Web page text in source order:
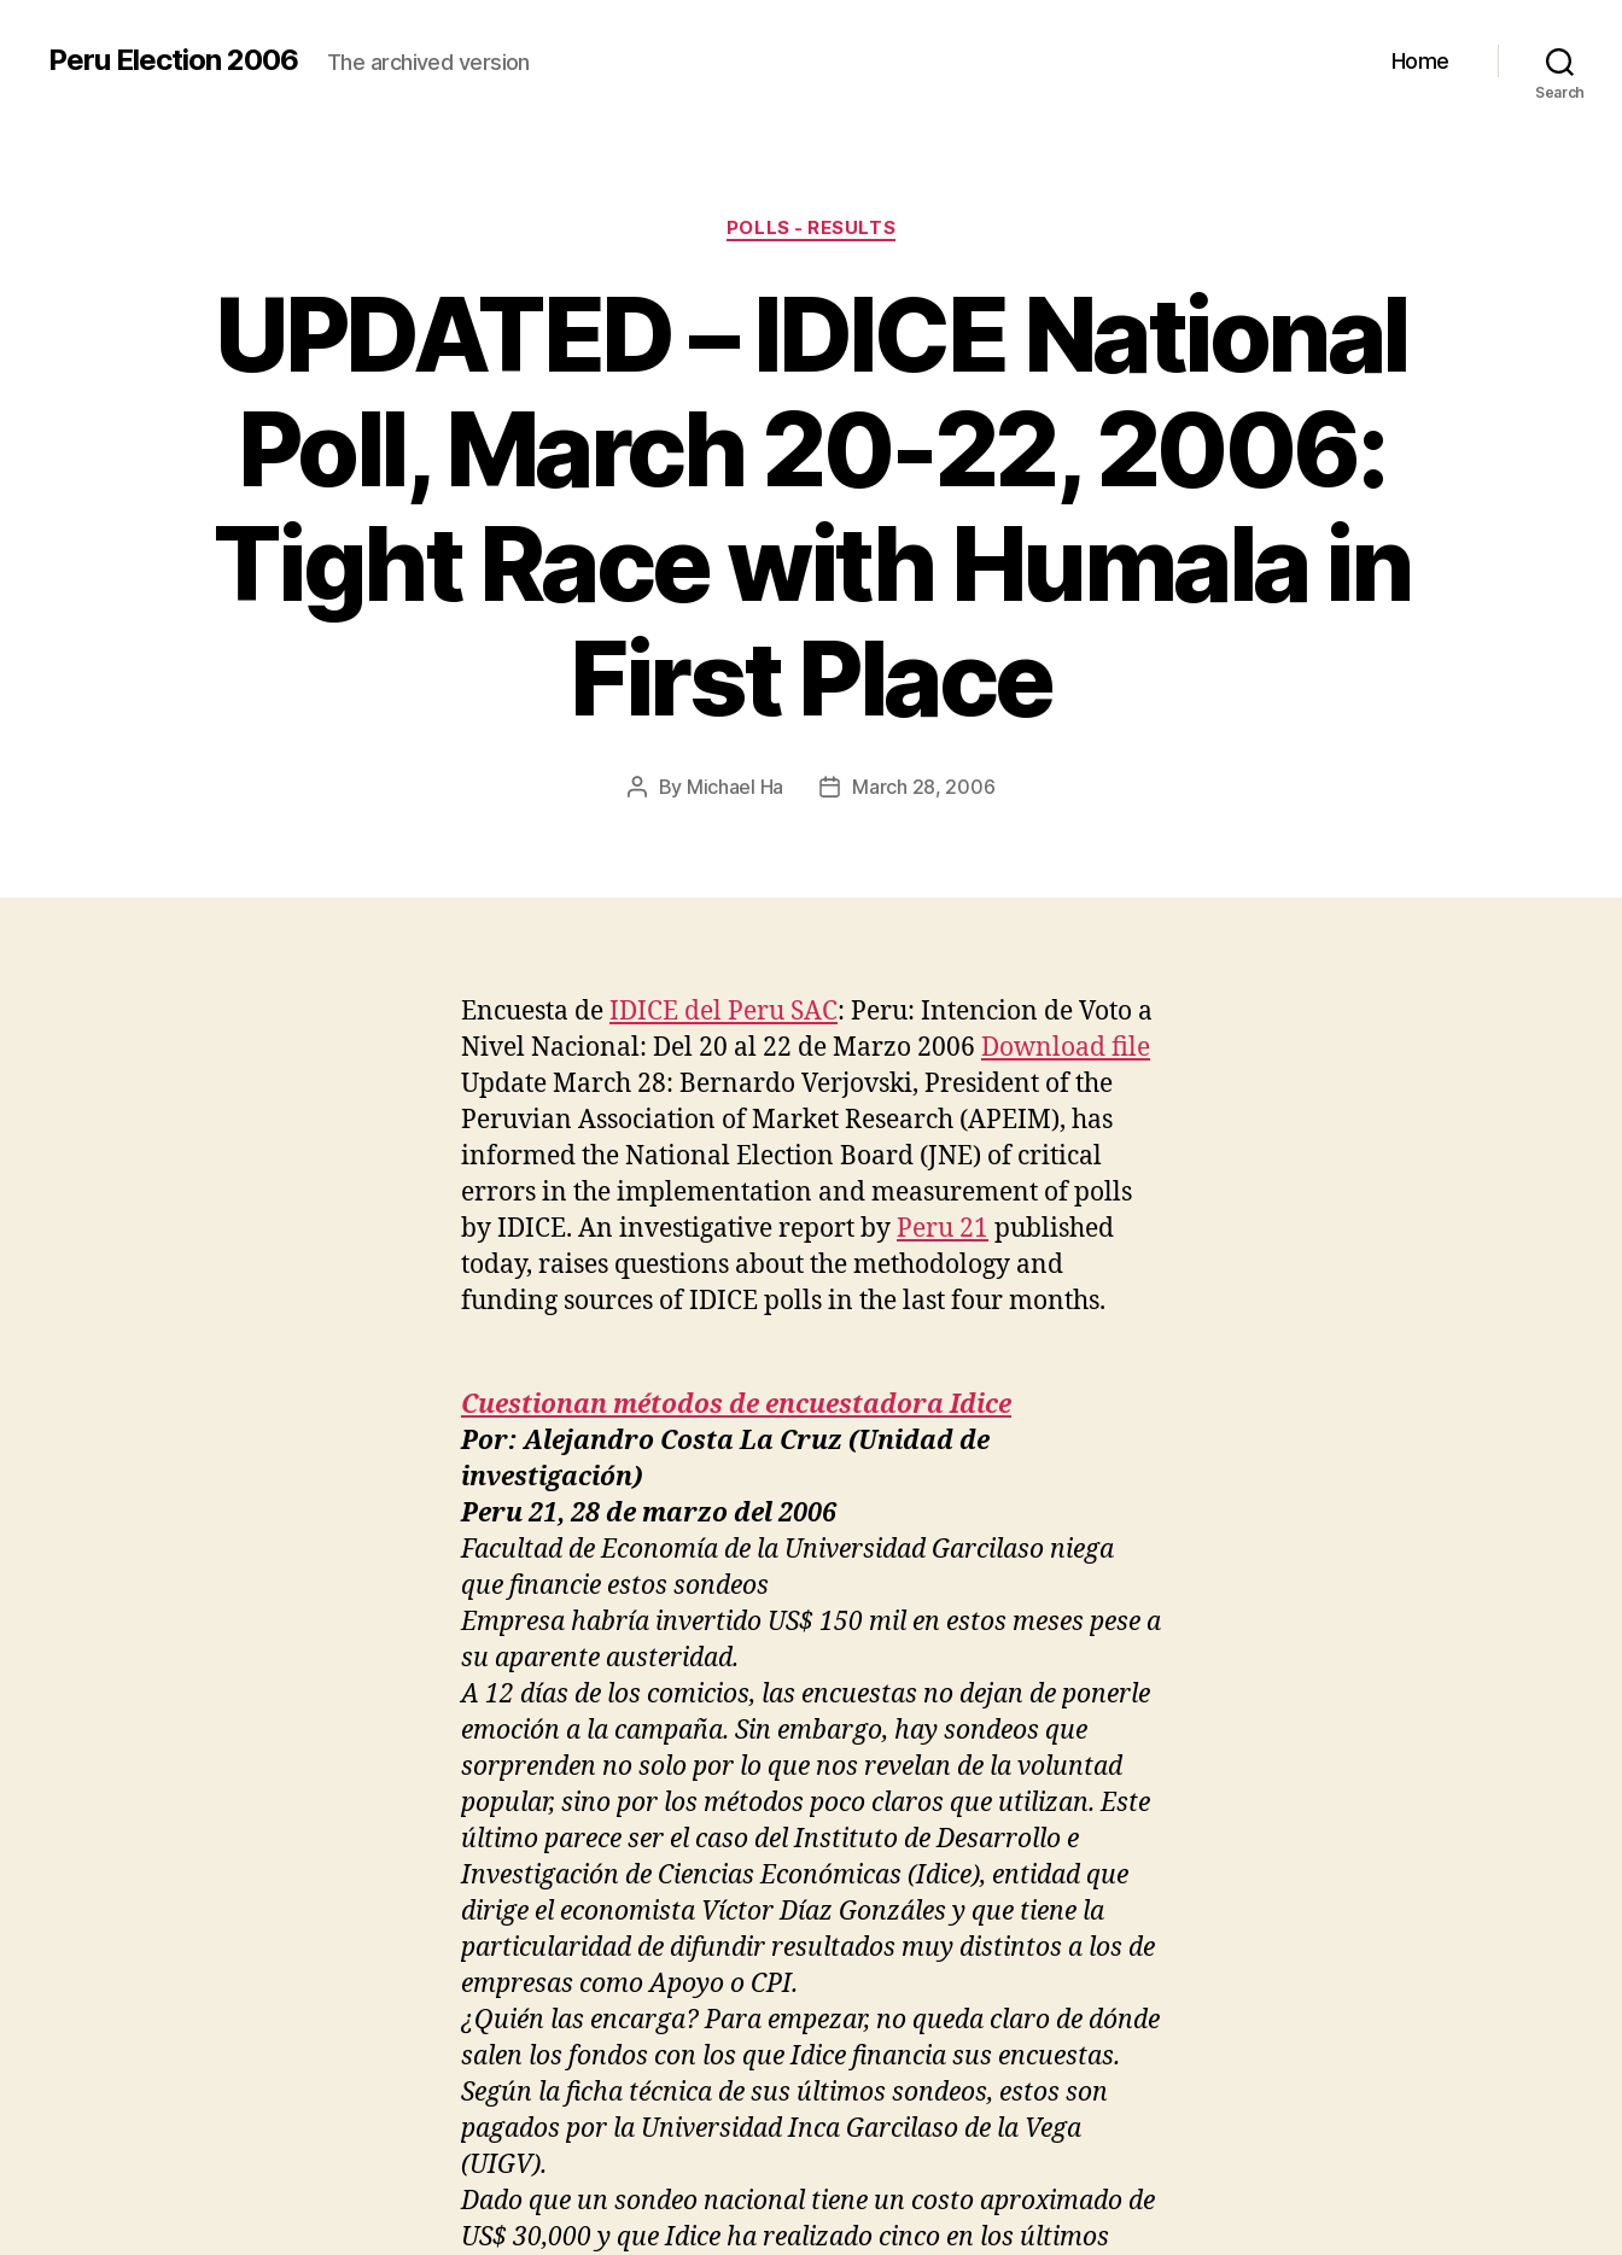
Peru Election 2006 The archived version Home
Search
Categories
POLLS - RESULTS
UPDATED – IDICE National
Poll, March 20-22, 2006:
Tight Race with Humala in
First Place
Post
By Michael Ha
PostMarch 28, 2006
Encuesta deIDICE del Peru SAC: Peru: Intencion de Voto a
Nivel Nacional: Del 20 al 22 de Marzo 2006 Download file
Update March 28: Bernardo Verjovski, President of the
Peruvian Association of Market Research (APEIM), has
informed the National Election Board (JNE) of critical
errors in the implementation and measurement of polls
by IDICE. An investigative report byPeru 21 published
today, raises questions about the methodology and
funding sources of IDICE polls in the last four months.
Cuestionan métodos de encuestadora Idice
Por: Alejandro Costa La Cruz (Unidad de
investigación)
Peru 21, 28 de marzo del 2006
Facultad de Economía de la Universidad Garcilaso niega
que financie estos sondeos
Empresa habría invertido US$ 150 mil en estos meses pese a
su aparente austeridad.
A 12 días de los comicios, las encuestas no dejan de ponerle
emoción a la campaña. Sin embargo, hay sondeos que
sorprenden no solo por lo que nos revelan de la voluntad
popular, sino por los métodos poco claros que utilizan. Este
último parece ser el caso del Instituto de Desarrollo e
Investigación de Ciencias Económicas (Idice), entidad que
dirige el economista Víctor Díaz Gonzáles y que tiene la
particularidad de difundir resultados muy distintos a los de
empresas como Apoyo o CPI.
¿Quién las encarga? Para empezar, no queda claro de dónde
salen los fondos con los que Idice financia sus encuestas.
Según la ficha técnica de sus últimos sondeos, estos son
pagados por la Universidad Inca Garcilaso de la Vega
(UIGV).
Dado que un sondeo nacional tiene un costo aproximado de
US$ 30,000 y que Idice ha realizado cinco en los últimos